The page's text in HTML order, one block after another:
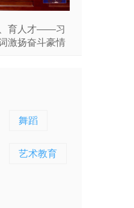
、育人才——习
激扬奋斗豪情
舞蹈
艺术教育